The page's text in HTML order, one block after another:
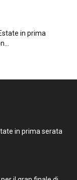
in prima
in prima serata